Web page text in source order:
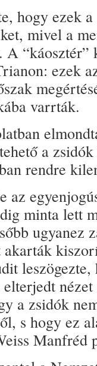
hogy ezek
mivel a
“káosztér”
ezek
varrták.
a
rendre
az
minta lett
a zsidók
s hogy ez
Manfréd